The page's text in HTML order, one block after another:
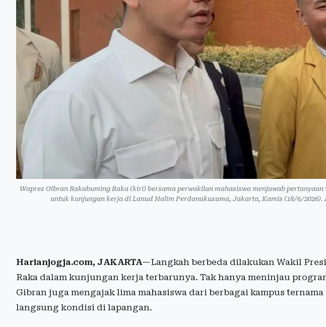
Wapres Gibran Rakabuming Raka (kiri) bersama perwakilan mahasiswa menjawab
untuk kunjungan kerja di Lanud Halim Perdanakusuma, Jakarta, Kamis (18/6/
Harianjogja.com, JAKARTA—Langkah berbeda dilakukan Wakil
Raka dalam kunjungan kerja terbarunya. Tak hanya meninjau
Gibran juga mengajak lima mahasiswa dari berbagai kampus
langsung kondisi di lapangan.